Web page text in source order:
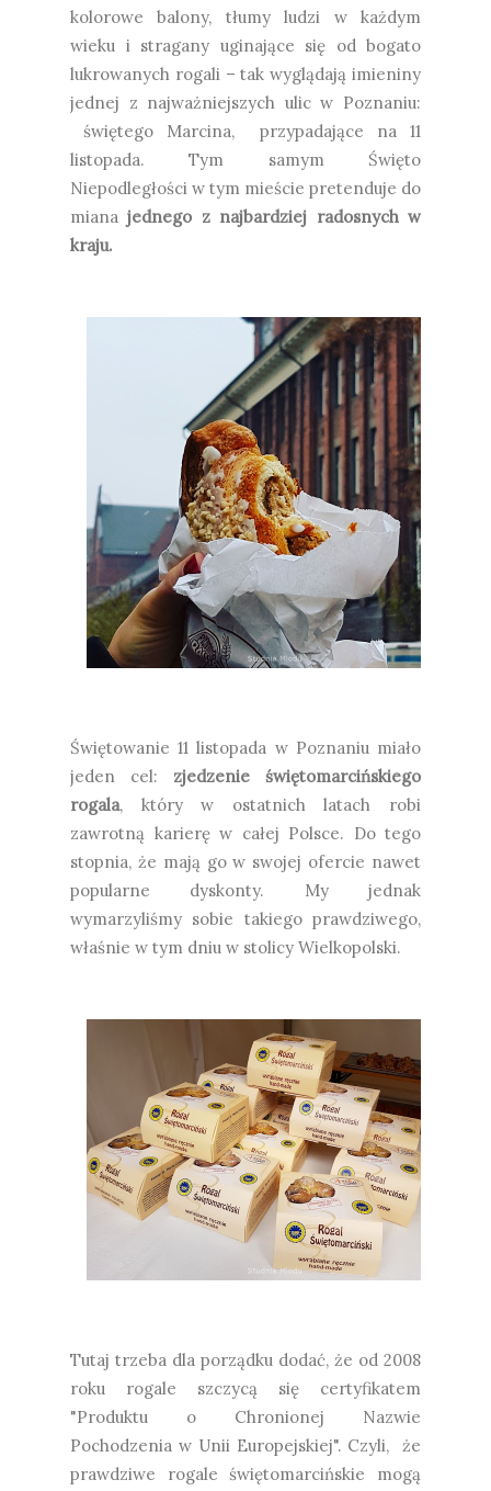
kolorowe balony, tłumy ludzi w każdym
wieku i stragany uginające się od bogato
lukrowanych rogali – tak wyglądają imieniny
jednej z najważniejszych ulic w Poznaniu:
świętego Marcina, przypadające na 11
listopada. Tym samym Święto
Niepodległości w tym mieście pretenduje do
mianajednego z najbardziej radosnych w
kraju.
Świętowanie 11 listopada w Poznaniu miało
jeden cel: zjedzenie świętomarcińskiego
rogala, który w ostatnich latach robi
zawrotną karierę w całej Polsce. Do tego
stopnia, że mają go w swojej ofercie nawet
popularne dyskonty. My jednak
wymarzyliśmy sobie takiego prawdziwego,
właśnie w tym dniu w stolicy Wielkopolski.
Tutaj trzeba dla porządku dodać, że od 2008
roku rogale szczycą się certyfikatem
"Produktu o Chronionej Nazwie
Pochodzenia w Unii Europejskiej". Czyli, że
prawdziwe rogale świętomarcińskie mogą